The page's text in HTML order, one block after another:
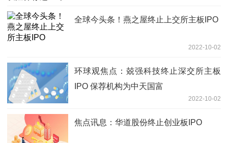
全球今头条！燕之屋终止上交所主板IPO
2022-10-02
环球观焦点：兢强科技终止深交所主板
IPO 保荐机构为中天国富
2022-10-02
焦点讯息：华道股份终止创业板IPO